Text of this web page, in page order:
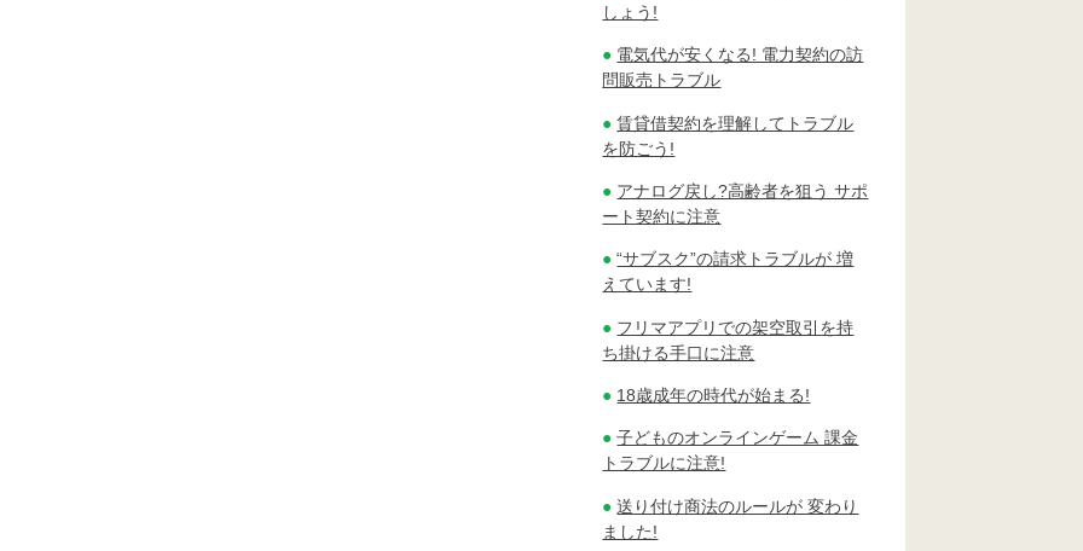
しょう!
電気代が安くなる! 電力契約の訪
問販売トラブル
賃貸借契約を理解してトラブル
を防ごう!
アナログ戻し?高齢者を狙う サポ
ート契約に注意
“サブスク”の請求トラブルが 増
えています!
フリマアプリでの架空取引を持
ち掛ける手口に注意
18歳成年の時代が始まる!
子どものオンラインゲーム 課金
トラブルに注意!
送り付け商法のルールが 変わり
ました!